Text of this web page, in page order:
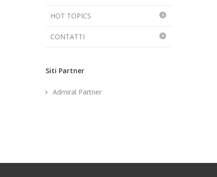
HOT TOPICS
CONTATTI
Siti Partner
Admiral Partner